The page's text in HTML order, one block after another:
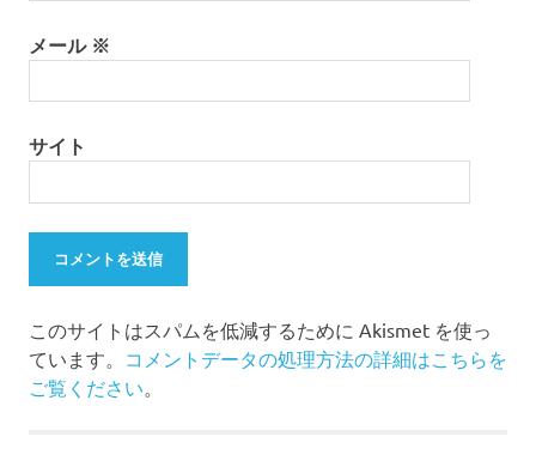
メール ※
サイト
このサイトはスパムを低減するために Akismet を使っ
ています。 コメントデータの処理方法の詳細はこちらを
ご覧ください